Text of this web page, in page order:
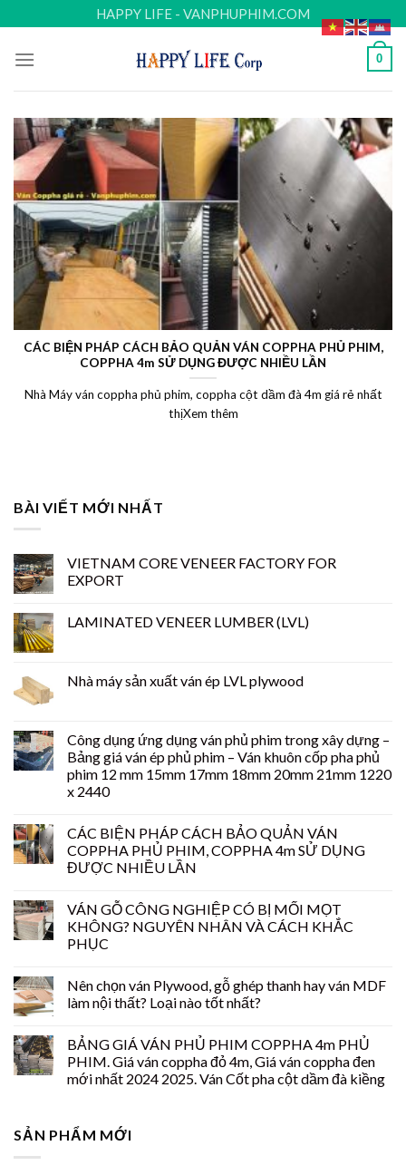
to
content
HAPPY LIFE - VANPHUPHIM.COM
0
CÁC BIỆN PHÁP CÁCH BẢO QUẢN VÁN COPPHA PHỦ PHIM,
COPPHA 4m SỬ DỤNG ĐƯỢC NHIỀU LẦN
Nhà Máy ván coppha phủ phim, coppha cột dầm đà 4m giá rẻ nhất
thịXem thêm
BÀI VIẾT MỚI NHẤT
VIETNAM CORE VENEER FACTORY FOR
EXPORT
LAMINATED VENEER LUMBER (LVL)
Nhà máy sản xuất ván ép LVL plywood
Công dụng ứng dụng ván phủ phim trong xây dựng –
Bảng giá ván ép phủ phim – Ván khuôn cốp pha phủ
phim 12 mm 15mm 17mm 18mm 20mm 21mm 1220
x 2440
CÁC BIỆN PHÁP CÁCH BẢO QUẢN VÁN
COPPHA PHỦ PHIM, COPPHA 4m SỬ DỤNG
ĐƯỢC NHIỀU LẦN
VÁN GỖ CÔNG NGHIỆP CÓ BỊ MỐI MỌT
KHÔNG? NGUYÊN NHÂN VÀ CÁCH KHẮC
PHỤC
Nên chọn ván Plywood, gỗ ghép thanh hay ván MDF
làm nội thất? Loại nào tốt nhất?
BẢNG GIÁ VÁN PHỦ PHIM COPPHA 4m PHỦ
PHIM. Giá ván coppha đỏ 4m, Giá ván coppha đen
mới nhất 2024 2025. Ván Cốt pha cột dầm đà kiềng
SẢN PHẨM MỚI